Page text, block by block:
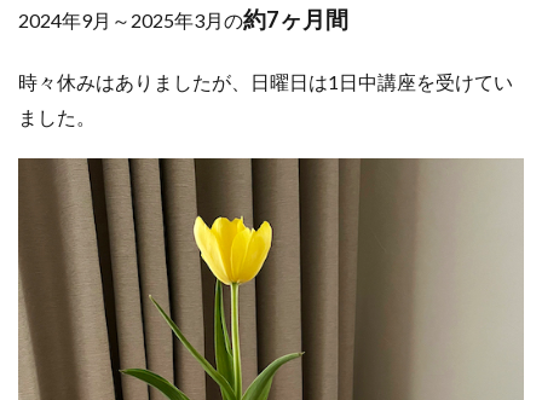
2024年9月～2025年3月の約7ヶ月間
時々休みはありましたが、日曜日は1日中講座を受けてい
ました。